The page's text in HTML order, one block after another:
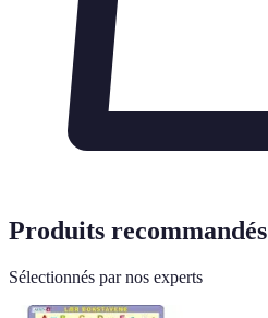
Produits recommandés
Sélectionnés par nos experts